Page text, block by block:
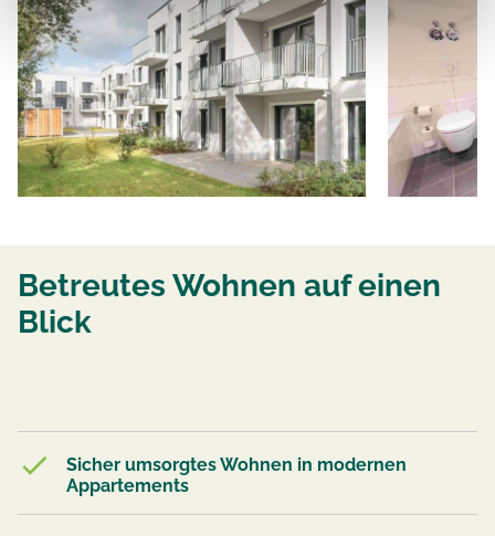
Betreutes Wohnen auf einen
Blick
Sicher umsorgtes Wohnen in modernen
Appartements